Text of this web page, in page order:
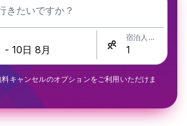
きたいですか？
宿泊人数
キャンセルのオプションをご利用いただけま